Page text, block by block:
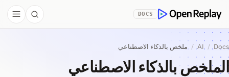
OpenReplay
DOCS
Search
Docs
/
AI
/ ملخص بالذكاء الاصطناعي
الملخص بالذكاء الاصطناعي